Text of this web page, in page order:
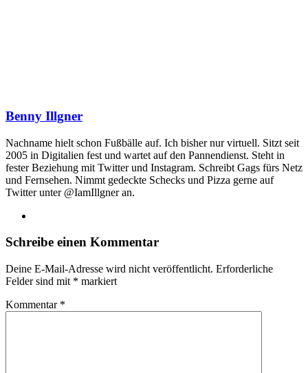
Benny Illgner
Nachname hielt schon Fußbälle auf. Ich bisher nur virtuell. Sitzt seit
2005 in Digitalien fest und wartet auf den Pannendienst. Steht in
fester Beziehung mit Twitter und Instagram. Schreibt Gags fürs Netz
und Fernsehen. Nimmt gedeckte Schecks und Pizza gerne auf
Twitter unter @IamIllgner an.
Schreibe einen Kommentar
Deine E-Mail-Adresse wird nicht veröffentlicht. Erforderliche
Felder sind mit * markiert
Kommentar *